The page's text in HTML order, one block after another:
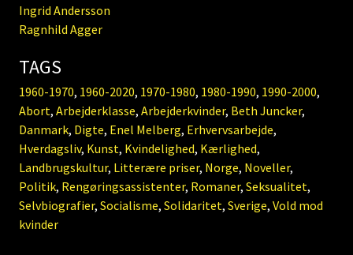
Ingrid Andersson
Ragnhild Agger
TAGS
1960-1970, 1960-2020, 1970-1980, 1980-1990, 1990-2000,
Abort, Arbejderklasse, Arbejderkvinder, Beth Juncker,
Danmark, Digte, Enel Melberg, Erhvervsarbejde,
Hverdagsliv, Kunst, Kvindelighed, Kærlighed,
Landbrugskultur, Litterære priser, Norge, Noveller,
Politik, Rengøringsassistenter, Romaner, Seksualitet,
Selvbiografier, Socialisme, Solidaritet, Sverige, Vold mod
kvinder